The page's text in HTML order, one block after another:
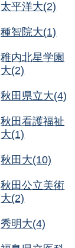
太平洋大(2)
種智院大(1)
稚内北星学園
大(2)
秋田県立大(4)
秋田看護福祉
大(1)
秋田大(10)
秋田公立美術
大(2)
秀明大(4)